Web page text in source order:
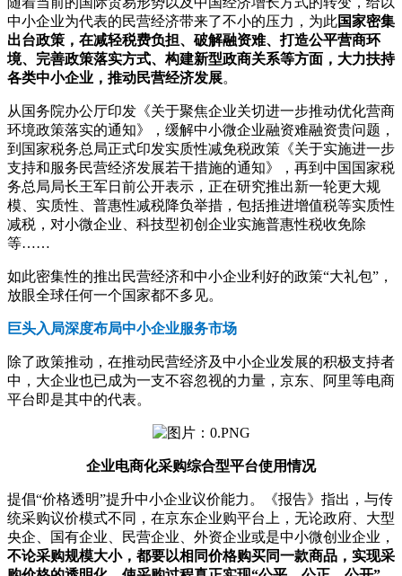
中小企业为代表的民营经济带来了不小的压力，为此国家密集
出台政策，在减轻税费负担、破解融资难、打造公平营商环
境、完善政策落实方式、构建新型政商关系等方面，大力扶持
各类中小企业，推动民营经济发展。
从国务院办公厅印发《关于聚焦企业关切进一步推动优化营商
环境政策落实的通知》，缓解中小微企业融资难融资贵问题，
到国家税务总局正式印发实质性减免税政策《关于实施进一步
支持和服务民营经济发展若干措施的通知》，再到中国国家税
务总局局长王军日前公开表示，正在研究推出新一轮更大规
模、实质性、普惠性减税降负举措，包括推进增值税等实质性
减税，对小微企业、科技型初创企业实施普惠性税收免除
等……
如此密集性的推出民营经济和中小企业利好的政策“大礼包”，
放眼全球任何一个国家都不多见。
巨头入局深度布局中小企业服务市场
除了政策推动，在推动民营经济及中小企业发展的积极支持者
中，大企业也已成为一支不容忽视的力量，京东、阿里等电商
平台即是其中的代表。
企业电商化采购综合型平台使用情况
提倡“价格透明”提升中小企业议价能力。《报告》指出，与传
统采购议价模式不同，在京东企业购平台上，无论政府、大型
央企、国有企业、民营企业、外资企业或是中小微创业企业，
不论采购规模大小，都要以相同价格购买同一款商品，实现采